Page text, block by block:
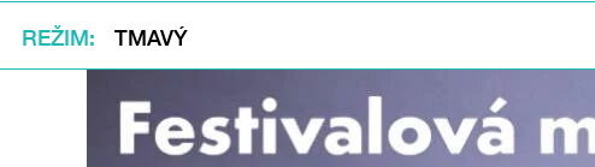
REŽIM TMAVÝ